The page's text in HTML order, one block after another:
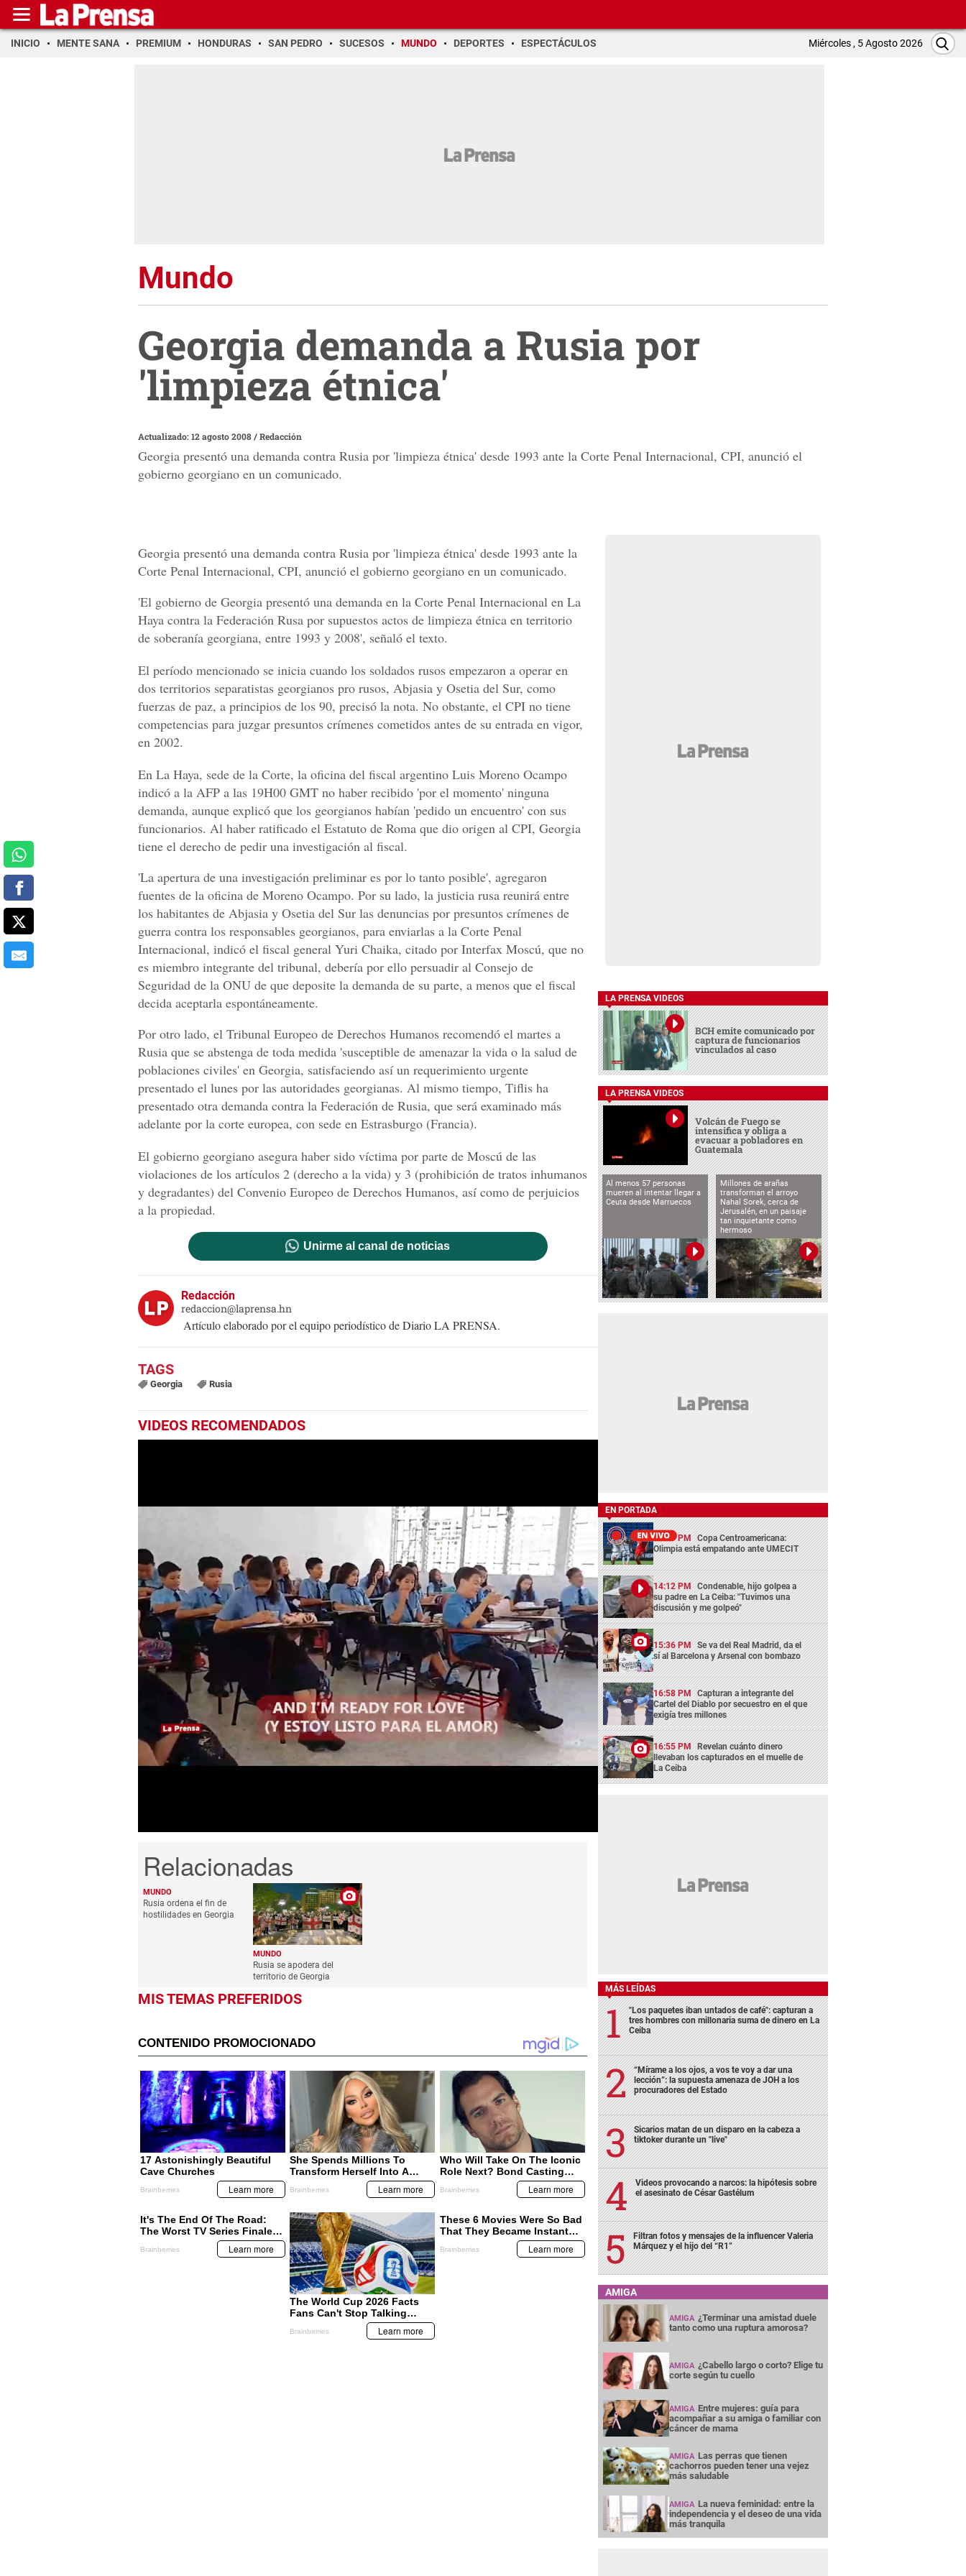
INICIO MENTE SANA PREMIUM HONDURAS SAN PEDRO SUCESOS MUNDO DEPORTES ESPECTÁCULOS Miércoles , 5 Agosto 2026
Mundo
Georgia demanda a Rusia por
'limpieza étnica'
Actualizado: 12 agosto 2008/Redacción
Georgia presentó una demanda contra Rusia por 'limpieza étnica' desde 1993 ante la Corte Penal Internacional, CPI, anunció el
gobierno georgiano en un comunicado.
Georgia presentó una demanda contra Rusia por 'limpieza étnica' desde 1993 ante la
Corte Penal Internacional, CPI, anunció el gobierno georgiano en un comunicado.
'El gobierno de Georgia presentó una demanda en la Corte Penal Internacional en La
Haya contra la Federación Rusa por supuestos actos de limpieza étnica en territorio
de soberanía georgiana, entre 1993 y 2008', señaló el texto.
El período mencionado se inicia cuando los soldados rusos empezaron a operar en
dos territorios separatistas georgianos pro rusos, Abjasia y Osetia del Sur, como
fuerzas de paz, a principios de los 90, precisó la nota. No obstante, el CPI no tiene
competencias para juzgar presuntos crímenes cometidos antes de su entrada en vigor,
en 2002.
En La Haya, sede de la Corte, la oficina del fiscal argentino Luis Moreno Ocampo
indicó a la AFP a las 19H00 GMT no haber recibido 'por el momento' ninguna
demanda, aunque explicó que los georgianos habían 'pedido un encuentro' con sus
funcionarios. Al haber ratificado el Estatuto de Roma que dio origen al CPI, Georgia
tiene el derecho de pedir una investigación al fiscal.
'La apertura de una investigación preliminar es por lo tanto posible', agregaron
fuentes de la oficina de Moreno Ocampo. Por su lado, la justicia rusa reunirá entre
los habitantes de Abjasia y Osetia del Sur las denuncias por presuntos crímenes de
guerra contra los responsables georgianos, para enviarlas a la Corte Penal
Internacional, indicó el fiscal general Yuri Chaika, citado por Interfax Moscú, que no
es miembro integrante del tribunal, debería por ello persuadir al Consejo de
Seguridad de la ONU de que deposite la demanda de su parte, a menos que el fiscal
decida aceptarla espontáneamente.
Por otro lado, el Tribunal Europeo de Derechos Humanos recomendó el martes a
Rusia que se abstenga de toda medida 'susceptible de amenazar la vida o la salud de
poblaciones civiles' en Georgia, satisfaciendo así un requerimiento urgente
presentado el lunes por las autoridades georgianas. Al mismo tiempo, Tiflis ha
presentado otra demanda contra la Federación de Rusia, que será examinado más
adelante por la corte europea, con sede en Estrasburgo (Francia).
El gobierno georgiano asegura haber sido víctima por parte de Moscú de las
violaciones de los artículos 2 (derecho a la vida) y 3 (prohibición de tratos inhumanos
y degradantes) del Convenio Europeo de Derechos Humanos, así como de perjuicios
a la propiedad.
Unirme al canal de noticias
Redacción
redaccion@laprensa.hn
Artículo elaborado por el equipo periodístico de Diario LA PRENSA.
Georgia Rusia
VIDEOS RECOMENDADOS
9
minutes,
18
MUNDO
Rusia ordena el fin de
hostilidades en Georgia
MUNDO
Rusia se apodera del
territorio de Georgia
MIS TEMAS PREFERIDOS
LA PRENSA VIDEOS
BCH emite comunicado por
captura de funcionarios
vinculados al caso
LA PRENSA VIDEOS
Volcán de Fuego se
intensifica y obliga a
evacuar a pobladores en
Guatemala
Al menos 57 personas
mueren al intentar llegar a
Ceuta desde Marruecos
Millones de arañas
transforman el arroyo
Nahal Sorek, cerca de
Jerusalén, en un paisaje
tan inquietante como
hermoso
EN PORTADA
13:29 PM Copa Centroamericana:
Olimpia está empatando ante UMECIT
14:12 PM Condenable, hijo golpea a
su padre en La Ceiba: "Tuvimos una
discusión y me golpeó"
15:36 PM Se va del Real Madrid, da el
sí al Barcelona y Arsenal con bombazo
16:58 PM Capturan a integrante del
Cartel del Diablo por secuestro en el que
exigía tres millones
16:55 PM Revelan cuánto dinero
llevaban los capturados en el muelle de
La Ceiba
MÁS LEÍDAS
"Los paquetes iban untados de café": capturan a
tres hombres con millonaria suma de dinero en La
Ceiba
“Mírame a los ojos, a vos te voy a dar una
lección”: la supuesta amenaza de JOH a los
procuradores del Estado
Sicarios matan de un disparo en la cabeza a
tiktoker durante un "live"
Videos provocando a narcos: la hipótesis sobre
el asesinato de César Gastélum
Filtran fotos y mensajes de la influencer Valeria
Márquez y el hijo del “R1”
AMIGA
AMIGA ¿Terminar una amistad duele
tanto como una ruptura amorosa?
AMIGA ¿Cabello largo o corto? Elige tu
corte según tu cuello
AMIGA Entre mujeres: guía para
acompañar a su amiga o familiar con
cáncer de mama
AMIGA Las perras que tienen
cachorros pueden tener una vejez
más saludable
AMIGA La nueva feminidad: entre la
independencia y el deseo de una vida
más tranquila